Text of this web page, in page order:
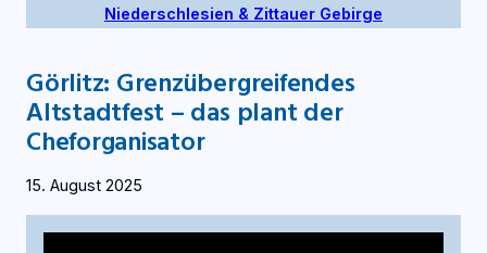
Niederschlesien & Zittauer Gebirge
Görlitz: Grenzübergreifendes
Altstadtfest – das plant der
Cheforganisator
15. August 2025